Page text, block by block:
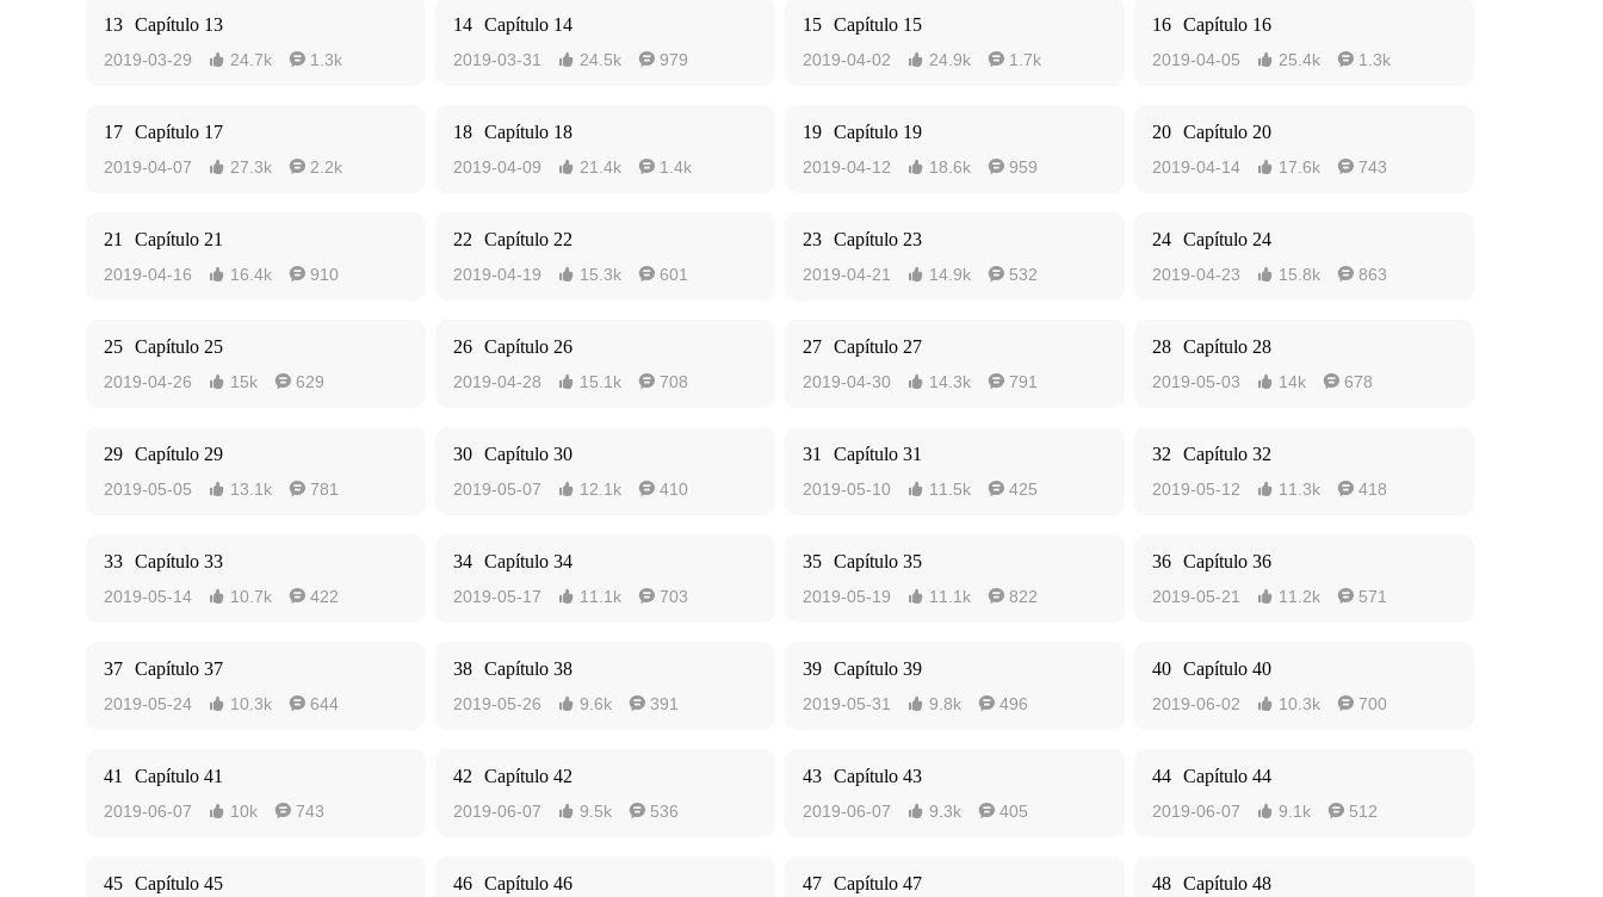
13 Capítulo 13
2019-03-29  24.7k  1.3k
14 Capítulo 14
2019-03-31  24.5k  979
15 Capítulo 15
2019-04-02  24.9k  1.7k
16 Capítulo 16
2019-04-05  25.4k  1.3k
17 Capítulo 17
2019-04-07  27.3k  2.2k
18 Capítulo 18
2019-04-09  21.4k  1.4k
19 Capítulo 19
2019-04-12  18.6k  959
20 Capítulo 20
2019-04-14  17.6k  743
21 Capítulo 21
2019-04-16  16.4k  910
22 Capítulo 22
2019-04-19  15.3k  601
23 Capítulo 23
2019-04-21  14.9k  532
24 Capítulo 24
2019-04-23  15.8k  863
25 Capítulo 25
2019-04-26  15k  629
26 Capítulo 26
2019-04-28  15.1k  708
27 Capítulo 27
2019-04-30  14.3k  791
28 Capítulo 28
2019-05-03  14k  678
29 Capítulo 29
2019-05-05  13.1k  781
30 Capítulo 30
2019-05-07  12.1k  410
31 Capítulo 31
2019-05-10  11.5k  425
32 Capítulo 32
2019-05-12  11.3k  418
33 Capítulo 33
2019-05-14  10.7k  422
34 Capítulo 34
2019-05-17  11.1k  703
35 Capítulo 35
2019-05-19  11.1k  822
36 Capítulo 36
2019-05-21  11.2k  571
37 Capítulo 37
2019-05-24  10.3k  644
38 Capítulo 38
2019-05-26  9.6k  391
39 Capítulo 39
2019-05-31  9.8k  496
40 Capítulo 40
2019-06-02  10.3k  700
41 Capítulo 41
2019-06-07  10k  743
42 Capítulo 42
2019-06-07  9.5k  536
43 Capítulo 43
2019-06-07  9.3k  405
44 Capítulo 44
2019-06-07  9.1k  512
45 Capítulo 45 46 Capítulo 46 47 Capítulo 47 48 Capítulo 48